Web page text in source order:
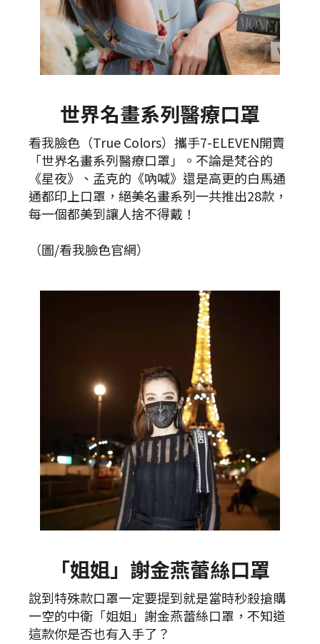
世界名畫系列醫療口罩
看我臉色（True Colors）攜手7-ELEVEN開賣
「世界名畫系列醫療口罩」。不論是梵谷的
《星夜》、孟克的《吶喊》還是高更的白馬通
通都印上口罩，絕美名畫系列一共推出28款，
每一個都美到讓人捨不得戴！
（圖/看我臉色官網）
「姐姐」謝金燕蕾絲口罩
說到特殊款口罩一定要提到就是當時秒殺搶購
一空的中衛「姐姐」謝金燕蕾絲口罩，不知道
這款你是否也有入手了？